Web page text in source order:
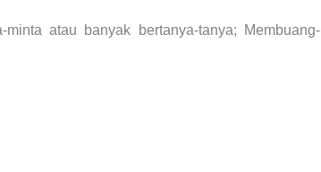
atau banyak bertanya-tanya; Membuang-